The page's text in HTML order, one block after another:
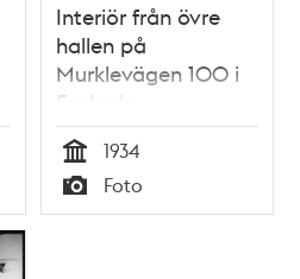
Interiör från övre
hallen på
Murklevägen 100 i
Enskede
småstugeområde
Tid
1934
Typ
Foto